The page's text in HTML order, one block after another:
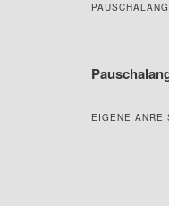
EIGENE